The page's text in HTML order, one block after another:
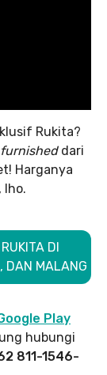
Rukita?
dari
Harganya
lho.
DI
DAN MALANG
Play
hubungi
811-1546-